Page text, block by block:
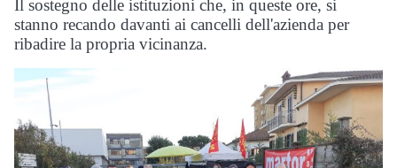
Il sostegno delle istituzioni che, in queste ore, si
stanno recando davanti ai cancelli dell'azienda per
ribadire la propria vicinanza.